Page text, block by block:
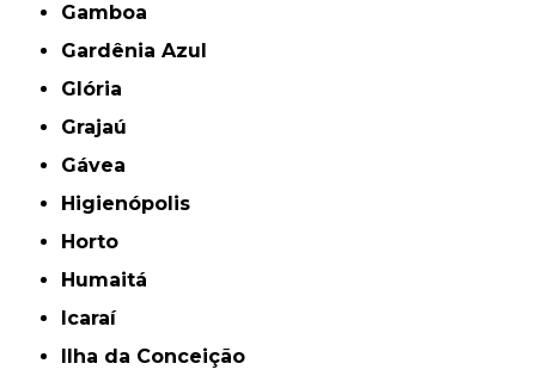
Gamboa
Gardênia Azul
Glória
Grajaú
Gávea
Higienópolis
Horto
Humaitá
Icaraí
Ilha da Conceição